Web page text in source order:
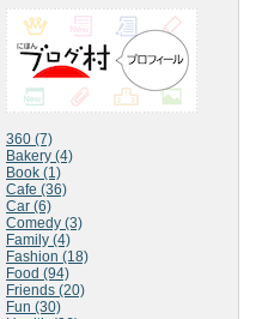
360 (7)
Bakery (4)
Book (1)
Cafe (36)
Car (6)
Comedy (3)
Family (4)
Fashion (18)
Food (94)
Friends (20)
Fun (30)